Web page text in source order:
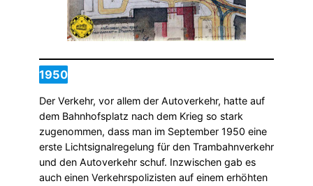
1950
Der Verkehr, vor allem der Autoverkehr, hatte auf
dem Bahnhofsplatz nach dem Krieg so stark
zugenommen, dass man im September 1950 eine
erste Lichtsignalregelung für den Trambahnverkehr
und den Autoverkehr schuf. Inzwischen gab es
auch einen Verkehrspolizisten auf einem erhöhten